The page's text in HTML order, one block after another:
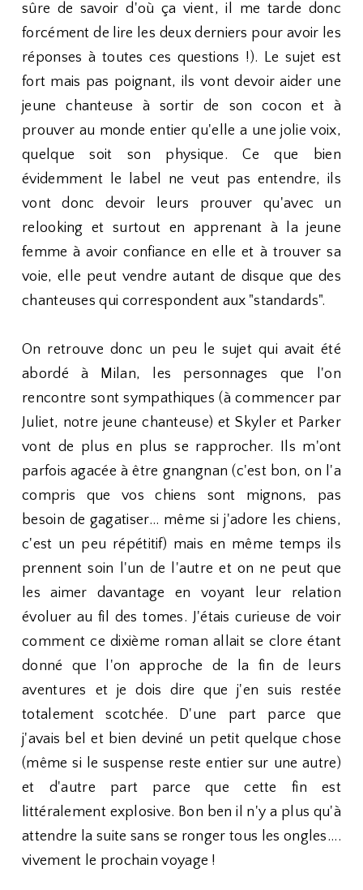
sûre de savoir d'où ça vient, il me tarde donc
forcément de lire les deux derniers pour avoir les
réponses à toutes ces questions !). Le sujet est
fort mais pas poignant, ils vont devoir aider une
jeune chanteuse à sortir de son cocon et à
prouver au monde entier qu'elle a une jolie voix,
quelque soit son physique. Ce que bien
évidemment le label ne veut pas entendre, ils
vont donc devoir leurs prouver qu'avec un
relooking et surtout en apprenant à la jeune
femme à avoir confiance en elle et à trouver sa
voie, elle peut vendre autant de disque que des
chanteuses qui correspondent aux "standards".
On retrouve donc un peu le sujet qui avait été
abordé à Milan, les personnages que l'on
rencontre sont sympathiques (à commencer par
Juliet, notre jeune chanteuse) et Skyler et Parker
vont de plus en plus se rapprocher. Ils m'ont
parfois agacée à être gnangnan (c'est bon, on l'a
compris que vos chiens sont mignons, pas
besoin de gagatiser... même si j'adore les chiens,
c'est un peu répétitif) mais en même temps ils
prennent soin l'un de l'autre et on ne peut que
les aimer davantage en voyant leur relation
évoluer au fil des tomes. J'étais curieuse de voir
comment ce dixième roman allait se clore étant
donné que l'on approche de la fin de leurs
aventures et je dois dire que j'en suis restée
totalement scotchée. D'une part parce que
j'avais bel et bien deviné un petit quelque chose
(même si le suspense reste entier sur une autre)
et d'autre part parce que cette fin est
littéralement explosive. Bon ben il n'y a plus qu'à
attendre la suite sans se ronger tous les ongles....
vivement le prochain voyage !